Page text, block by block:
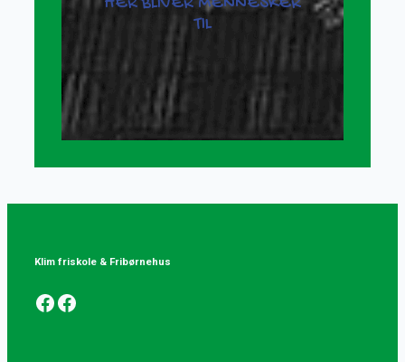
HER BLIVER MENNESKER
TIL
Klim friskole & Fribørnehus
Facebook
Facebook